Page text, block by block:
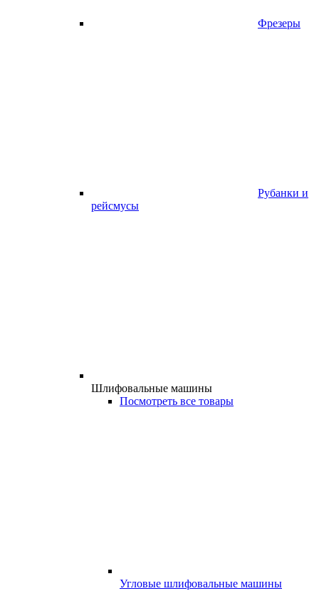
Фрезеры
Рубанки и
рейсмусы
Шлифовальные машины
Посмотреть все товары
Угловые шлифовальные машины